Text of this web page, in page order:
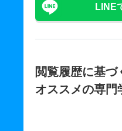
LINE
閲覧履歴に基づ
オススメの専門